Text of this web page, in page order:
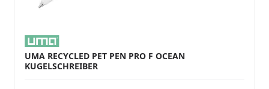
UMA RECYCLED PET PEN PRO F OCEAN
KUGELSCHREIBER